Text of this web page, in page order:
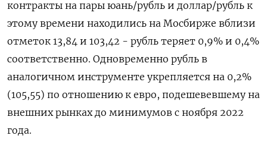
контракты на пары юань/рубль и доллар/рубль к
этому времени находились на Мосбирже вблизи
отметок 13,84 и 103,42 - рубль теряет 0,9% и 0,4%
соответственно. Одновременно рубль в
аналогичном инструменте укрепляется на 0,2%
(105,55) по отношению к евро, подешевевшему на
внешних рынках до минимумов с ноября 2022
года.